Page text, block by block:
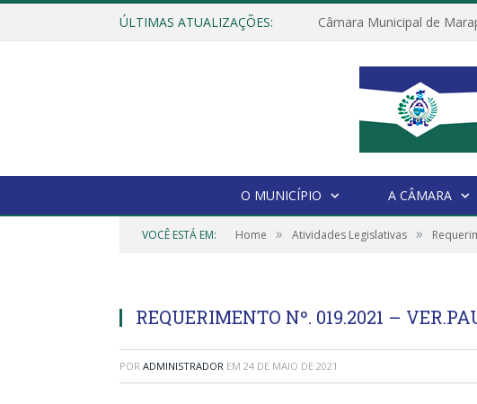
ÚLTIMAS ATUALIZAÇÕES:
O MUNICÍPIO A CÂMARA
VOCÊ ESTÁ EM: Home » Atividades Legislativas »
REQUERIMENTO Nº. 019.2021 –
POR ADMINISTRADOR EM 24 DE MAIO DE 2021